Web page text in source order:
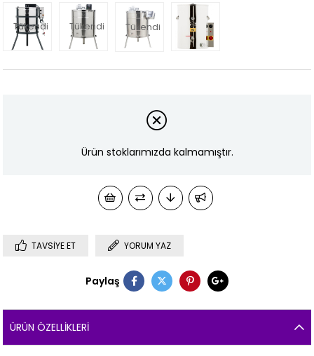
Tükendi Tükendi Tükendi
Ürün stoklarımızda kalmamıştır.
TAVSIYE ET YORUM YAZ
Paylaş
ÜRÜN ÖZELLIKLERI